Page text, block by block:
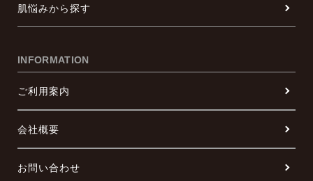
肌悩みから探す
INFORMATION
ご利用案内
会社概要
お問い合わせ